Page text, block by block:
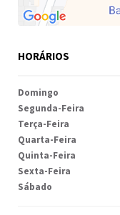
HORÁRIOS
Domingo
Segunda-Feira
Terça-Feira
Quarta-Feira
Quinta-Feira
Sexta-Feira
Sábado